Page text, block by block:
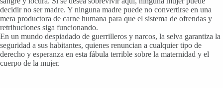
decidir no ser madre. Y ninguna madre puede no convertirse en una
mera productora de carne humana para que el sistema de ofrendas y
retribuciones siga funcionando.
En un mundo despiadado de guerrilleros y narcos, la selva garantiza la
seguridad a sus habitantes, quienes renuncian a cualquier tipo de
derecho y esperanza en esta fábula terrible sobre la maternidad y el
cuerpo de la mujer.